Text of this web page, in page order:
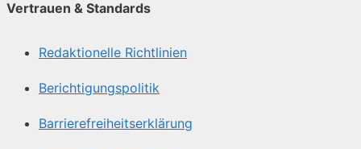
Vertrauen & Standards
Redaktionelle Richtlinien
Berichtigungspolitik
Barrierefreiheitserklärung